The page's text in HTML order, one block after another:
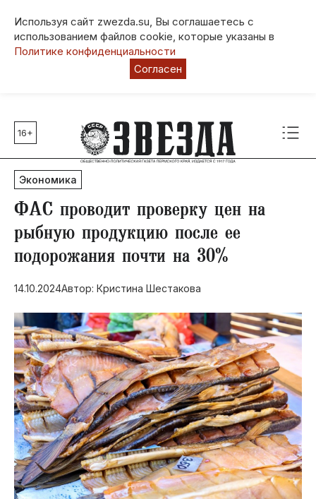
Используя сайт zwezda.su, Вы соглашаетесь с
использованием файлов cookie, которые указаны в
Политике конфиденциальности
Согласен
Главные темы
80 лет Победы
Молодежная столица РФ
СВО
Выборы в Пермском крае
Социальная поддержка
Инфраструктура
Благоустройство
16+
Экономика
​ФАС проводит проверку цен на
рыбную продукцию после ее
подорожания почти на 30%
14.10.2024Автор: Кристина Шестакова